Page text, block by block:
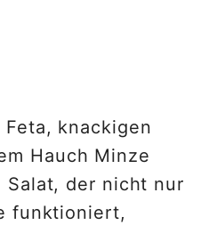
knackigen
Hauch Minze
Salat, der nicht nur
funktioniert,